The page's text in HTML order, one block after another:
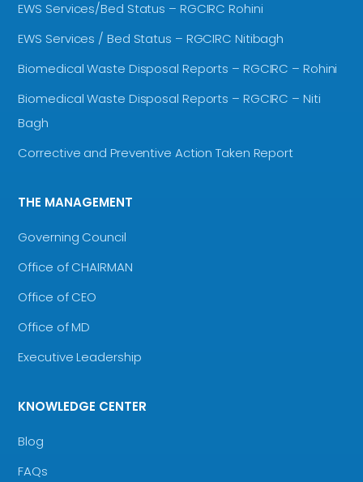
EWS Services/Bed Status – RGCIRC Rohini
EWS Services / Bed Status – RGCIRC Nitibagh
Biomedical Waste Disposal Reports – RGCIRC – Rohini
Biomedical Waste Disposal Reports – RGCIRC – Niti
Bagh
Corrective and Preventive Action Taken Report
THE MANAGEMENT
Governing Council
Office of CHAIRMAN
Office of CEO
Office of MD
Executive Leadership
KNOWLEDGE CENTER
Blog
FAQs